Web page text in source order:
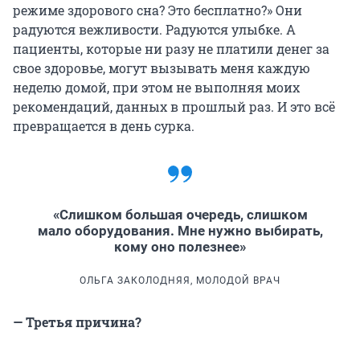
режиме здорового сна? Это бесплатно?» Они
радуются вежливости. Радуются улыбке. А
пациенты, которые ни разу не платили денег за
свое здоровье, могут вызывать меня каждую
неделю домой, при этом не выполняя моих
рекомендаций, данных в прошлый раз. И это всё
превращается в день сурка.
«Слишком большая очередь, слишком
мало оборудования. Мне нужно выбирать,
кому оно полезнее»
ОЛЬГА ЗАКОЛОДНЯЯ, МОЛОДОЙ ВРАЧ
— Третья причина?